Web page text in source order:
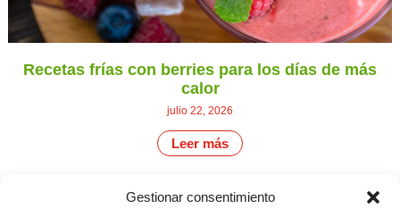
Gestionar consentimiento
Recetas frías con berries para los días de más
calor
julio 22, 2026
Leer más